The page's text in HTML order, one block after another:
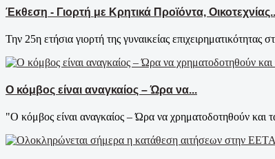
Έκθεση - Γιορτή με Κρητικά Προϊόντα,
Την 25η ετήσια γιορτή της γυναικείας επιχειρηματικότητας
Ο κόμβος είναι αναγκαίος – Ώρα να...
"Ο κόμβος είναι αναγκαίος – Ώρα να χρηματοδοτηθούν και